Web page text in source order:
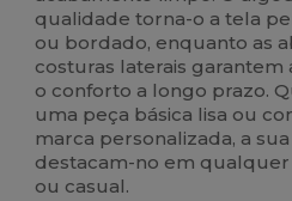
qualidade torna-o a tela
ou bordado, enquanto as
costuras laterais garantem
o conforto a longo prazo.
uma peça básica lisa ou
marca personalizada, a
destacam-no em
ou casual.